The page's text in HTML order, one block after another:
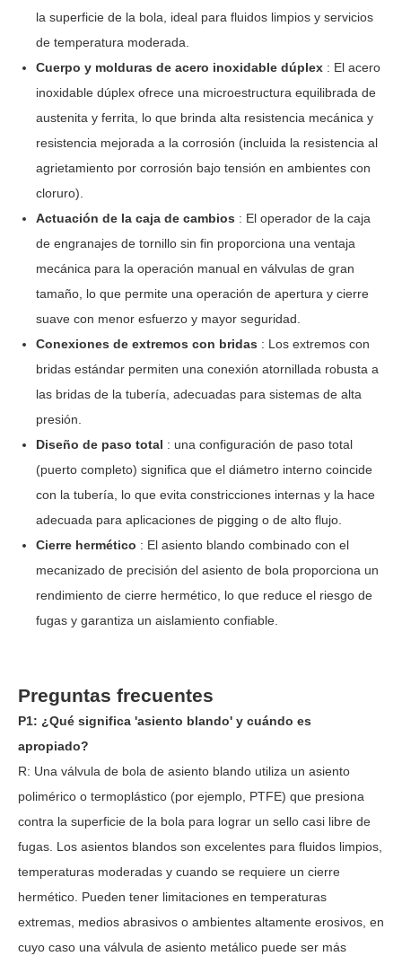
la superficie de la bola, ideal para fluidos limpios y servicios
de temperatura moderada.
Cuerpo y molduras de acero inoxidable dúplex : El acero
inoxidable dúplex ofrece una microestructura equilibrada de
austenita y ferrita, lo que brinda alta resistencia mecánica y
resistencia mejorada a la corrosión (incluida la resistencia al
agrietamiento por corrosión bajo tensión en ambientes con
cloruro).
Actuación de la caja de cambios : El operador de la caja
de engranajes de tornillo sin fin proporciona una ventaja
mecánica para la operación manual en válvulas de gran
tamaño, lo que permite una operación de apertura y cierre
suave con menor esfuerzo y mayor seguridad.
Conexiones de extremos con bridas : Los extremos con
bridas estándar permiten una conexión atornillada robusta a
las bridas de la tubería, adecuadas para sistemas de alta
presión.
Diseño de paso total : una configuración de paso total
(puerto completo) significa que el diámetro interno coincide
con la tubería, lo que evita constricciones internas y la hace
adecuada para aplicaciones de pigging o de alto flujo.
Cierre hermético : El asiento blando combinado con el
mecanizado de precisión del asiento de bola proporciona un
rendimiento de cierre hermético, lo que reduce el riesgo de
fugas y garantiza un aislamiento confiable.
Preguntas frecuentes
P1: ¿Qué significa 'asiento blando' y cuándo es
apropiado?
R: Una válvula de bola de asiento blando utiliza un asiento
polimérico o termoplástico (por ejemplo, PTFE) que presiona
contra la superficie de la bola para lograr un sello casi libre de
fugas. Los asientos blandos son excelentes para fluidos limpios,
temperaturas moderadas y cuando se requiere un cierre
hermético. Pueden tener limitaciones en temperaturas
extremas, medios abrasivos o ambientes altamente erosivos, en
cuyo caso una válvula de asiento metálico puede ser más